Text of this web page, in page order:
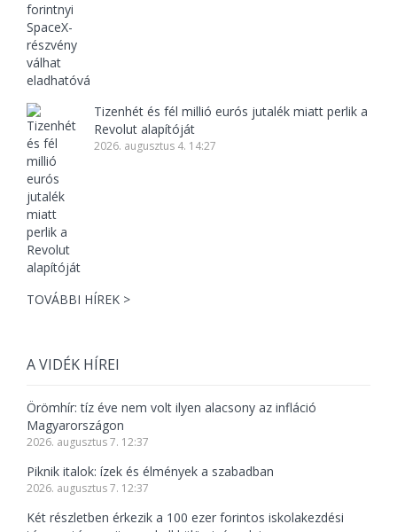
Tizenhét és fél millió eurós jutalék miatt perlik a
Revolut alapítóját
2026. augusztus 4. 14:27
TOVÁBBI HÍREK >
A VIDÉK HÍREI
Örömhír: tíz éve nem volt ilyen alacsony az infláció
Magyarországon
2026. augusztus 7. 12:37
Piknik italok: ízek és élmények a szabadban
2026. augusztus 7. 12:37
Két részletben érkezik a 100 ezer forintos iskolakezdési